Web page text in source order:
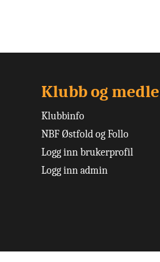
Klubb og
Klubbinfo
NBF Østfold og Follo
Logg inn brukerprofil
Logg inn admin